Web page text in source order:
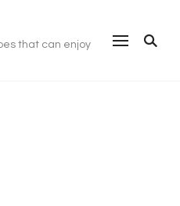
that can enjoy